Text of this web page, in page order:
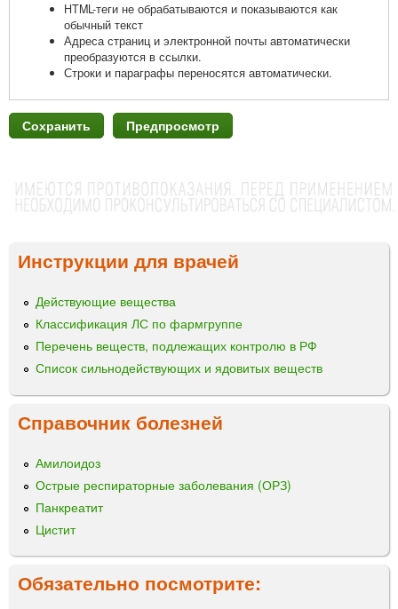
HTML-теги не обрабатываются и показываются как
обычный текст
Адреса страниц и электронной почты автоматически
преобразуются в ссылки.
Строки и параграфы переносятся автоматически.
Инструкции для врачей
Действующие вещества
Классификация ЛС по фармгруппе
Перечень веществ, подлежащих контролю в РФ
Список сильнодействующих и ядовитых веществ
Справочник болезней
Амилоидоз
Острые респираторные заболевания (ОРЗ)
Панкреатит
Цистит
Обязательно посмотрите: